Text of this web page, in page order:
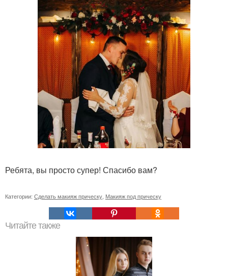
Ребята, вы просто супер! Спасибо вам?
Категории: Сделать макияж прическу Макияж под прическу
Читайте также